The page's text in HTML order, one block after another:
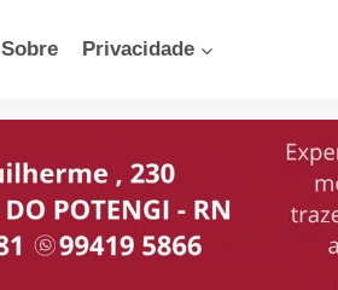
Sobre Privacidade